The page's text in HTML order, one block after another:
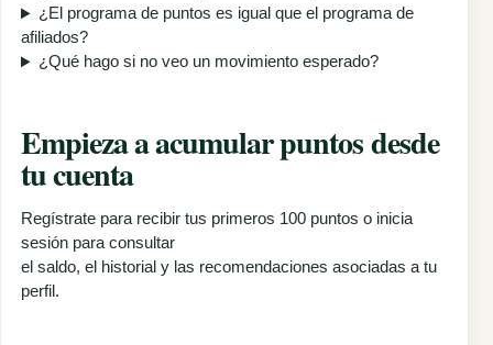
¿El programa de puntos es igual que el programa de
afiliados?
¿Qué hago si no veo un movimiento esperado?
Empieza a acumular puntos desde
tu cuenta
Regístrate para recibir tus primeros 100 puntos o inicia
sesión para consultar
el saldo, el historial y las recomendaciones asociadas a tu
perfil.